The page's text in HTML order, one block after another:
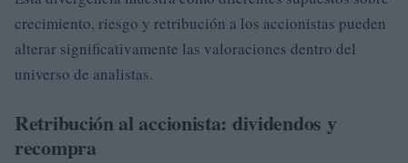
crecimiento, riesgo y retribución a los accionistas pueden
alterar significativamente las valoraciones dentro del
universo de analistas.
Retribución al accionista: dividendos y
recompra